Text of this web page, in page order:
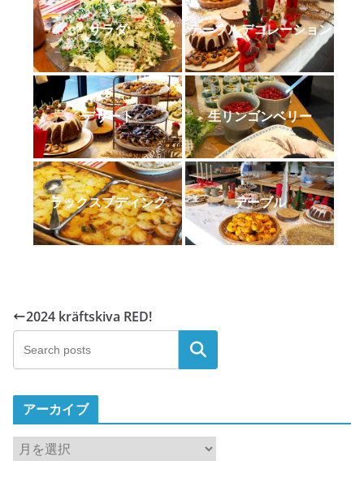
サラダ テーブルデコレーション
デザート 生リンゴンベリー
ラックスプディング テーブル
2024 kräftskiva RED!
検索
アーカイブ
ア